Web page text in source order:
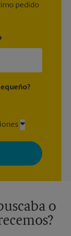
pedido
de The UPS
y mensajes
en cualquier
política de
o